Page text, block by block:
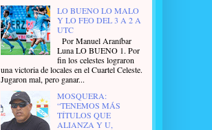
LO BUENO LO MALO
Y LO FEO DEL 3 A 2 A
UTC
Por Manuel Araníbar
Luna LO BUENO 1. Por
fin los celestes lograron
una victoria de locales en el Cuartel Celeste.
Jugaron mal, pero ganar...
MOSQUERA:
“TENEMOS MÁS
TÍTULOS QUE
ALIANZA Y U,